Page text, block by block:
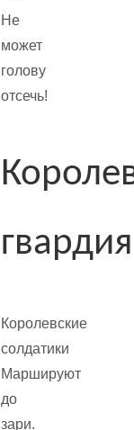
Не
может
голову
отсечь!
гвардия
Королевские
солдатики
Маршируют
до
зари.